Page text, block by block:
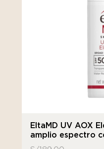
EltaMD UV AOX
amplio espectro